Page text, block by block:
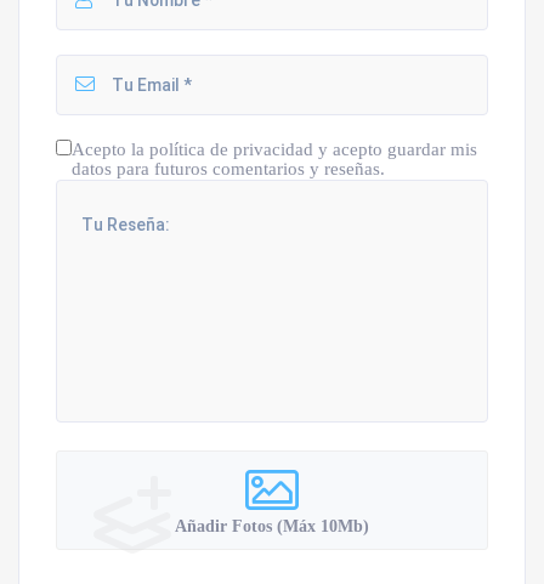
Acepto la política de privacidad y acepto guardar mis
datos para futuros comentarios y reseñas.
Añadir Fotos (Máx 10Mb)